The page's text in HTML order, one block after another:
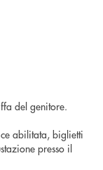
del genitore.
abilitata, biglietti
presso il